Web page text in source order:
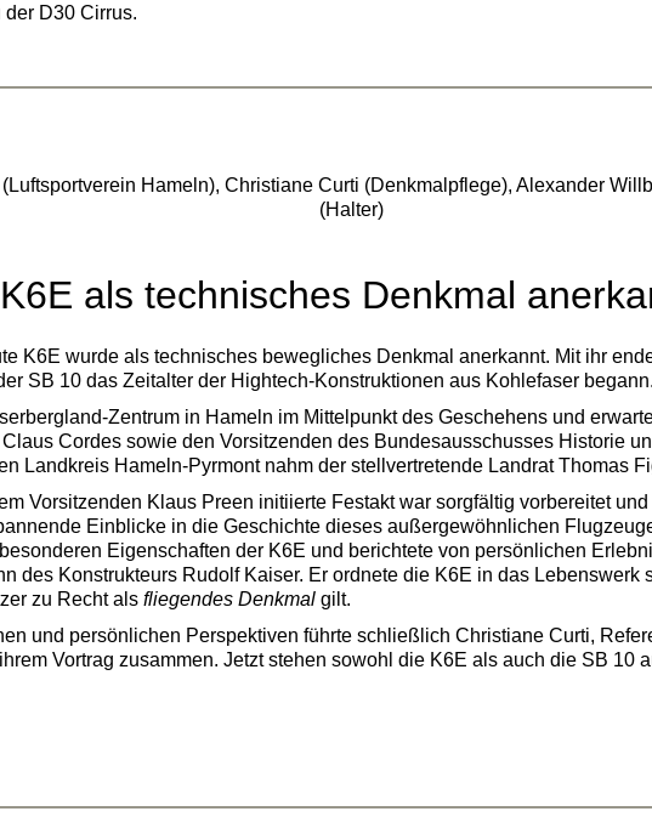
D30 Cirrus.
Hameln), Christiane Curti (Denkmalpflege), Alexander
(Halter)
K6E als technisches Denkmal
K6E wurde als technisches bewegliches Denkmal anerkannt. Mit ihr
SB 10 das Zeitalter der Hightech-Konstruktionen aus Kohlefaser begann.
Zentrum in Hameln im Mittelpunkt des Geschehens und
Cordes sowie den Vorsitzenden des Bundesausschusses Historie
Landkreis Hameln-Pyrmont nahm der stellvertretende Landrat Thomas
Vorsitzenden Klaus Preen initiierte Festakt war sorgfältig vorbereitet
Einblicke in die Geschichte dieses außergewöhnlichen
Eigenschaften der K6E und berichtete von persönlichen
des Konstrukteurs Rudolf Kaiser. Er ordnete die K6E in das Lebenswerk
zu Recht als fliegendes Denkmal gilt.
und persönlichen Perspektiven führte schließlich Christiane Curti,
Vortrag zusammen. Jetzt stehen sowohl die K6E als auch die SB 10